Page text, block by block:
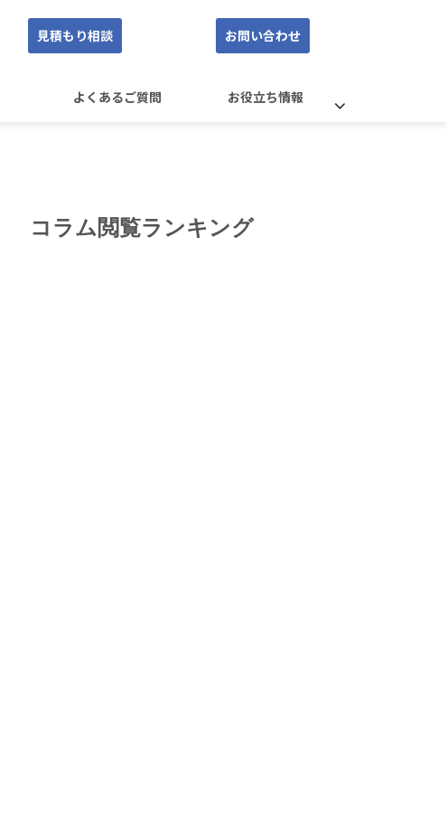
見積もり相談 お問い合わせ
よくあるご質問 お役立ち情報
コラム閲覧ランキング